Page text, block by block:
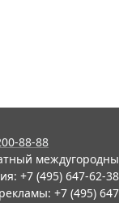
88-88
+7 (495) 647-62-
+7 (495)